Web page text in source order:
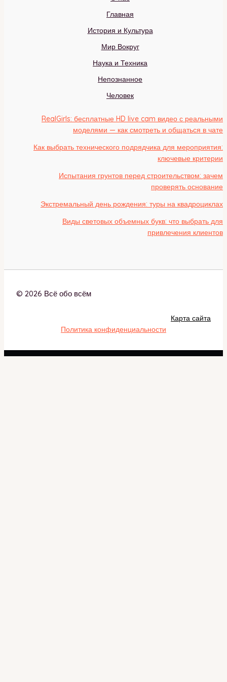
Главная
История и Культура
Мир Вокруг
Наука и Техника
Непознанное
Человек
RealGirls: бесплатные HD live cam видео с реальными
моделями — как смотреть и общаться в чате
Как выбрать технического подрядчика для мероприятия:
ключевые критерии
Испытания грунтов перед строительством: зачем
проверять основание
Экстремальный день рождения: туры на квадроциклах
Виды световых объемных букв: что выбрать для
привлечения клиентов
© 2026 Всё обо всём
Карта сайта
Политика конфиденциальности